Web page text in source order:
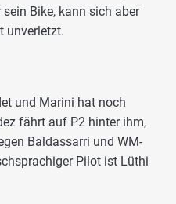
Bike, kann sich aber
unverletzt.
und Marini hat noch
fährt auf P2 hinter ihm,
Baldassarri und WM-
Pilot ist Lüthi